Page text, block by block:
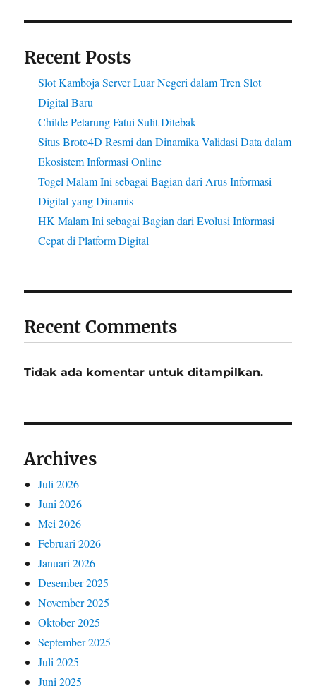
Recent Posts
Slot Kamboja Server Luar Negeri dalam Tren Slot
Digital Baru
Childe Petarung Fatui Sulit Ditebak
Situs Broto4D Resmi dan Dinamika Validasi Data dalam
Ekosistem Informasi Online
Togel Malam Ini sebagai Bagian dari Arus Informasi
Digital yang Dinamis
HK Malam Ini sebagai Bagian dari Evolusi Informasi
Cepat di Platform Digital
Recent Comments
Tidak ada komentar untuk ditampilkan.
Archives
Juli 2026
Juni 2026
Mei 2026
Februari 2026
Januari 2026
Desember 2025
November 2025
Oktober 2025
September 2025
Juli 2025
Juni 2025